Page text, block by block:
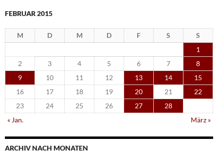
FEBRUAR 2015
M D M D F S
S
1
2
3 4 5 6 7
8
9
10 11 12 13 14
15
16
17 18 19 20 21
22
23
24 25 26 27
28
« Jan.
März »
ARCHIV NACH MONATEN